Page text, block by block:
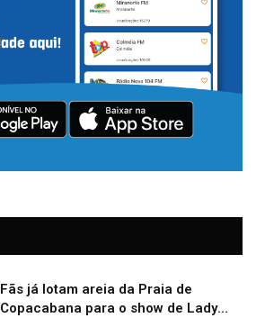
Fãs já lotam areia da Praia de
Copacabana para o show de Lady